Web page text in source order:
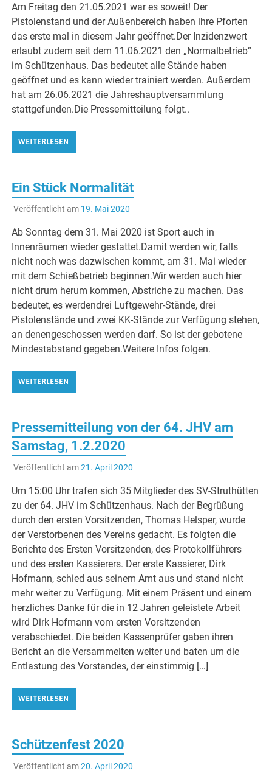
Am Freitag den 21.05.2021 war es soweit! Der
Pistolenstand und der Außenbereich haben ihre Pforten
das erste mal in diesem Jahr geöffnet.Der Inzidenzwert
erlaubt zudem seit dem 11.06.2021 den „Normalbetrieb“
im Schützenhaus. Das bedeutet alle Stände haben
geöffnet und es kann wieder trainiert werden. Außerdem
hat am 26.06.2021 die Jahreshauptversammlung
stattgefunden.Die Pressemitteilung folgt..
WEITERLESEN
Ein Stück Normalität
Veröffentlicht am 19. Mai 2020
Ab Sonntag dem 31. Mai 2020 ist Sport auch in
Innenräumen wieder gestattet.Damit werden wir, falls
nicht noch was dazwischen kommt, am 31. Mai wieder
mit dem Schießbetrieb beginnen.Wir werden auch hier
nicht drum herum kommen, Abstriche zu machen. Das
bedeutet, es werdendrei Luftgewehr-Stände, drei
Pistolenstände und zwei KK-Stände zur Verfügung stehen,
an denengeschossen werden darf. So ist der gebotene
Mindestabstand gegeben.Weitere Infos folgen.
WEITERLESEN
Pressemitteilung von der 64. JHV am
Samstag, 1.2.2020
Veröffentlicht am21. April 2020
Um 15:00 Uhr trafen sich 35 Mitglieder des SV-Struthütten
zu der 64. JHV im Schützenhaus. Nach der Begrüßung
durch den ersten Vorsitzenden, Thomas Helsper, wurde
der Verstorbenen des Vereins gedacht. Es folgten die
Berichte des Ersten Vorsitzenden, des Protokollführers
und des ersten Kassierers. Der erste Kassierer, Dirk
Hofmann, schied aus seinem Amt aus und stand nicht
mehr weiter zu Verfügung. Mit einem Präsent und einem
herzliches Danke für die in 12 Jahren geleistete Arbeit
wird Dirk Hofmann vom ersten Vorsitzenden
verabschiedet. Die beiden Kassenprüfer gaben ihren
Bericht an die Versammelten weiter und baten um die
Entlastung des Vorstandes, der einstimmig […]
WEITERLESEN
Schützenfest 2020
Veröffentlicht am20. April 2020